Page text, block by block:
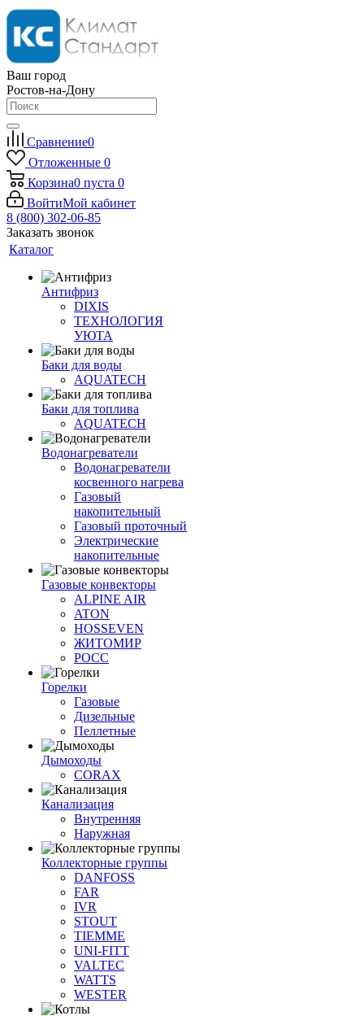
Ваш город
Ростов-на-Дону
Сравнение0
Отложенные 0
Корзина0 пуста 0
ВойтиМой кабинет
8 (800) 302-06-85
Заказать звонок
Каталог
Антифриз
DIXIS
ТЕХНОЛОГИЯ
УЮТА
Баки для воды
AQUATECH
Баки для топлива
AQUATECH
Водонагреватели
Водонагреватели
косвенного нагрева
Газовый
накопительный
Газовый проточный
Электрические
накопительные
Газовые конвекторы
ALPINE AIR
ATON
HOSSEVEN
ЖИТОМИР
РОСС
Горелки
Газовые
Дизельные
Пеллетные
Дымоходы
CORAX
Канализация
Внутренняя
Наружная
Коллекторные группы
DANFOSS
FAR
IVR
STOUT
TIEMME
UNI-FITT
VALTEC
WATTS
WESTER